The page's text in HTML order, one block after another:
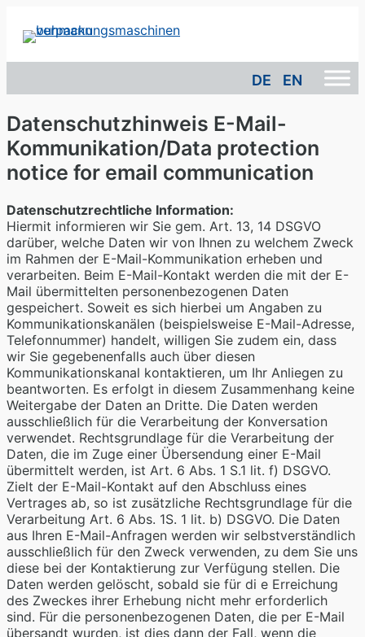
DE EN
Datenschutzhinweis E-Mail-
Kommunikation/Data protection
notice for email communication
Datenschutzrechtliche Information:
Hiermit informieren wir Sie gem. Art. 13, 14 DSGVO
darüber, welche Daten wir von Ihnen zu welchem Zweck
im Rahmen der E-Mail-Kommunikation erheben und
verarbeiten. Beim E-Mail-Kontakt werden die mit der E-
Mail übermittelten personenbezogenen Daten
gespeichert. Soweit es sich hierbei um Angaben zu
Kommunikationskanälen (beispielsweise E-Mail-Adresse,
Telefonnummer) handelt, willigen Sie zudem ein, dass
wir Sie gegebenenfalls auch über diesen
Kommunikationskanal kontaktieren, um Ihr Anliegen zu
beantworten. Es erfolgt in diesem Zusammenhang keine
Weitergabe der Daten an Dritte. Die Daten werden
ausschließlich für die Verarbeitung der Konversation
verwendet. Rechtsgrundlage für die Verarbeitung der
Daten, die im Zuge einer Übersendung einer E-Mail
übermittelt werden, ist Art. 6 Abs. 1 S.1 lit. f) DSGVO.
Zielt der E-Mail-Kontakt auf den Abschluss eines
Vertrages ab, so ist zusätzliche Rechtsgrundlage für die
Verarbeitung Art. 6 Abs. 1S. 1 lit. b) DSGVO. Die Daten
aus Ihren E-Mail-Anfragen werden wir selbstverständlich
ausschließlich für den Zweck verwenden, zu dem Sie uns
diese bei der Kontaktierung zur Verfügung stellen. Die
Daten werden gelöscht, sobald sie für di e Erreichung
des Zweckes ihrer Erhebung nicht mehr erforderlich
sind. Für die personenbezogenen Daten, die per E-Mail
übersandt wurden, ist dies dann der Fall, wenn die